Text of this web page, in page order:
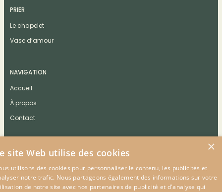
PRIER
Le chapelet
Vase d’amour
NAVIGATION
Accueil
À propos
Contact
CONTACT
×
site Web utilise des cookies
utilisons des cookies pour personnaliser le contenu, les publicités et
notre trafic. Nous partageons également des informations sur votre
de notre site avec nos partenaires de publicité et d'analyse qui